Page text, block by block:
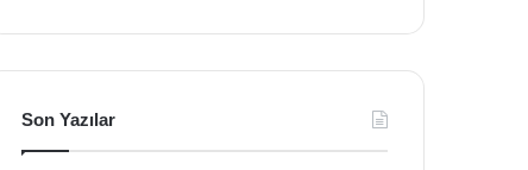
Son Yazılar